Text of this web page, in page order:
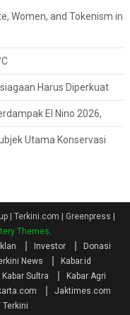
Women, and Tokenism in
Harus Diperkuat
El Nino 2026,
Utama Konservasi
| Terkini.com | Greenpress |
Themes
Investor
Donasi
News
Kabar.id
Kabar Sultra
Kabar Agri
Jaktimes.com
Terkini